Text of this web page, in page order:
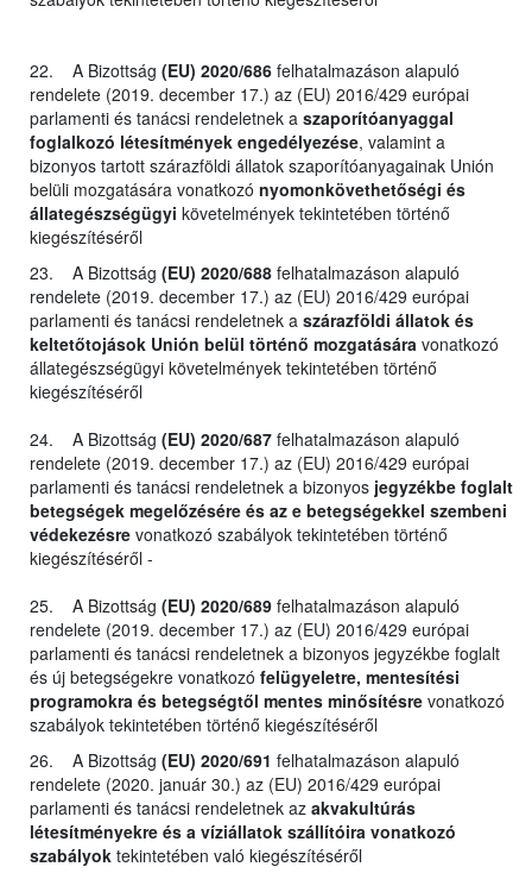
22. A Bizottság (EU) 2020/686 felhatalmazáson alapuló
rendelete (2019. december 17.) az (EU) 2016/429 európai
parlamenti és tanácsi rendeletnek a szaporítóanyaggal
foglalkozó létesítmények engedélyezése, valamint a
bizonyos tartott szárazföldi állatok szaporítóanyagainak Unión
belüli mozgatására vonatkozó nyomonkövethetőségi és
állategészségügyi követelmények tekintetében történő
kiegészítéséről
23. A Bizottság (EU) 2020/688 felhatalmazáson alapuló
rendelete (2019. december 17.) az (EU) 2016/429 európai
parlamenti és tanácsi rendeletnek a szárazföldi állatok és
keltetőtojások Unión belül történő mozgatására vonatkozó
állategészségügyi követelmények tekintetében történő
kiegészítéséről
24. A Bizottság (EU) 2020/687 felhatalmazáson alapuló
rendelete (2019. december 17.) az (EU) 2016/429 európai
parlamenti és tanácsi rendeletnek a bizonyos jegyzékbe foglalt
betegségek megelőzésére és az e betegségekkel szembeni
védekezésre vonatkozó szabályok tekintetében történő
kiegészítéséről -
25. A Bizottság (EU) 2020/689 felhatalmazáson alapuló
rendelete (2019. december 17.) az (EU) 2016/429 európai
parlamenti és tanácsi rendeletnek a bizonyos jegyzékbe foglalt
és új betegségekre vonatkozó felügyeletre, mentesítési
programokra és betegségtől mentes minősítésre vonatkozó
szabályok tekintetében történő kiegészítéséről
26. A Bizottság (EU) 2020/691 felhatalmazáson alapuló
rendelete (2020. január 30.) az (EU) 2016/429 európai
parlamenti és tanácsi rendeletnek az akvakultúrás
létesítményekre és a víziállatok szállítóira vonatkozó
szabályok tekintetében való kiegészítéséről